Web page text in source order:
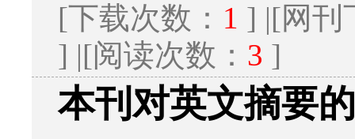
[下载次数： 1 ] |[网刊
] |[阅读次数： 3 ]
本刊对英文摘要